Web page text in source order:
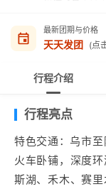
最新团期与价格
天天发团 (点
行程介绍
行程亮点
特色交通：乌市
火车卧铺，深度
斯湖、禾木、赛